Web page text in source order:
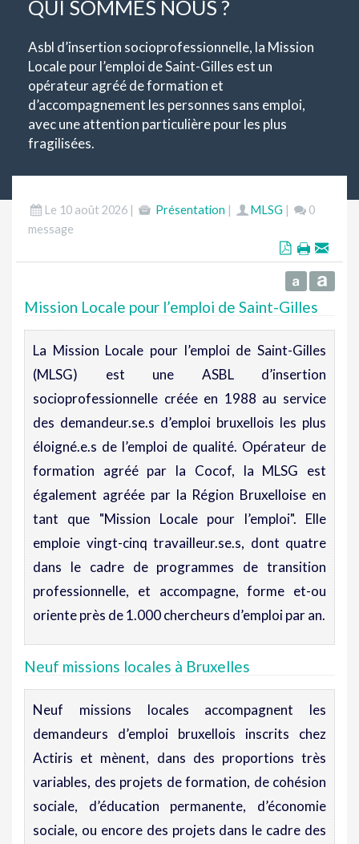
QUI SOMMES NOUS ?
Asbl d’insertion socioprofessionnelle, la Mission
Locale pour l’emploi de Saint-Gilles est un
opérateur agréé de formation et
d’accompagnement les personnes sans emploi,
avec une attention particulière pour les plus
fragilisées.
Le 10 août 2026 | Présentation | MLSG |
0
message
Mission Locale pour l’emploi de Saint-Gilles
La Mission Locale pour l’emploi de Saint-Gilles
(MLSG) est une ASBL d’insertion
socioprofessionnelle créée en 1988 au service
des demandeur.se.s d’emploi bruxellois les plus
éloigné.e.s de l’emploi de qualité. Opérateur de
formation agréé par la Cocof, la MLSG est
également agréée par la Région Bruxelloise en
tant que "Mission Locale pour l’emploi". Elle
emploie vingt-cinq travailleur.se.s, dont quatre
dans le cadre de programmes de transition
professionnelle, et accompagne, forme et-ou
oriente près de 1.000 chercheurs d’emploi par an.
Neuf missions locales à Bruxelles
Neuf missions locales accompagnent les
demandeurs d’emploi bruxellois inscrits chez
Actiris et mènent, dans des proportions très
variables, des projets de formation, de cohésion
sociale, d’éducation permanente, d’économie
sociale, ou encore des projets dans le cadre des